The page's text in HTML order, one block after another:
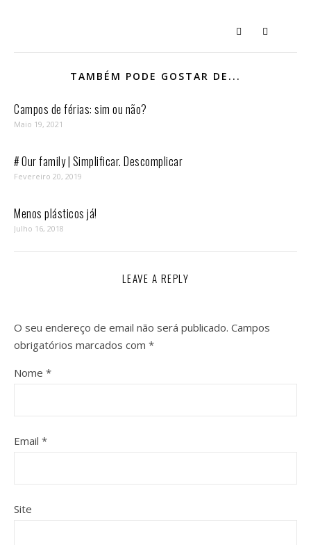
TAMBÉM PODE GOSTAR DE...
Campos de férias: sim ou não?
Maio 19, 2021
# Our family | Simplificar. Descomplicar
Fevereiro 20, 2019
Menos plásticos já!
Julho 16, 2018
LEAVE A REPLY
O seu endereço de email não será publicado. Campos
obrigatórios marcados com *
Nome *
Email *
Site